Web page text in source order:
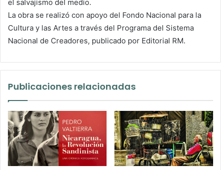
el salvajismo del medio.
La obra se realizó con apoyo del Fondo Nacional para la
Cultura y las Artes a través del Programa del Sistema
Nacional de Creadores, publicado por Editorial RM.
Publicaciones relacionadas